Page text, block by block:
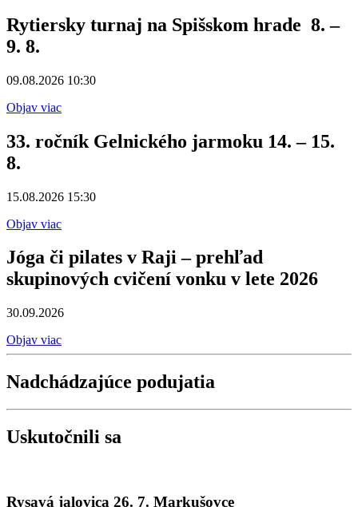
Rytiersky turnaj na Spišskom hrade 8. –
9. 8.
09.08.2026 10:30
Objav viac
33. ročník Gelnického jarmoku 14. – 15.
8.
15.08.2026 15:30
Objav viac
Jóga či pilates v Raji – prehľad
skupinových cvičení vonku v lete 2026
30.09.2026
Objav viac
Nadchádzajúce podujatia
Uskutočnili sa
Rysavá jalovica 26. 7. Markušovce